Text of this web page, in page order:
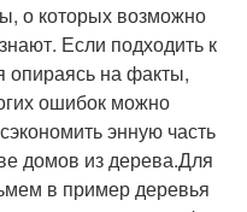
о которых возможно
Если подходить к
опираясь на факты,
ошибок можно
энную часть
домов из дерева.Для
в пример деревья